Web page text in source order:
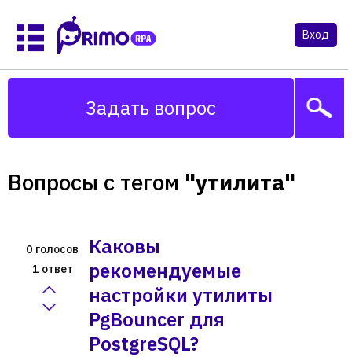
Вход
Задать вопрос
Вопросы с тегом "утилита"
0 голосов
1 ответ
Каковы
рекомендуемые
настройки утилиты
PgBouncer для
PostgreSQL?